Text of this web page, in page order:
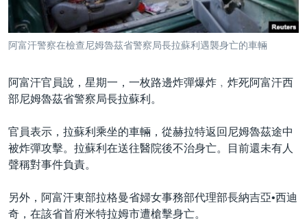
經貿
視頻
VOA 60秒 (國際)
美國專訊
視頻存檔
YOUTUBE頻道
時事經緯
新聞音頻
海外港人
港人港心
建國史話
國語
關注我們
其他語言網站
阿富汗警察在檢查尼姆魯茲省警察局長拉蘇利遇襲身亡的車輛
阿富汗官員說，星期一，一枚路邊炸彈爆炸﹐炸死阿富汗西
部尼姆魯茲省警察局長拉蘇利。
官員表示，拉蘇利乘坐的車輛，從赫拉特返回尼姆魯茲途中
被炸彈攻擊。拉蘇利在送往醫院後不治身亡。目前還未有人
聲稱對事件負責。
另外，阿富汗東部拉格曼省婦女事務部代理部長納吉亞•西迪
奇，在該省首府米特拉姆市遭槍擊身亡。